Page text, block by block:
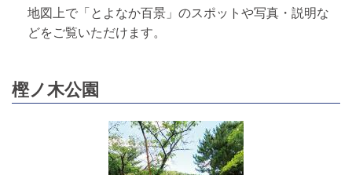
地図上で「とよなか百景」のスポットや写真・説明な
どをご覧いただけます。
樫ノ木公園